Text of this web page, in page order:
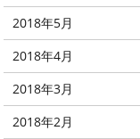
2018年5月
2018年4月
2018年3月
2018年2月